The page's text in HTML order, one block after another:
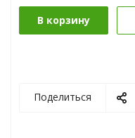
В корзину
Поделиться